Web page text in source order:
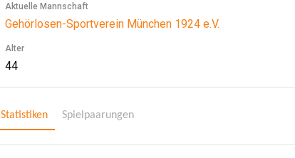
Aktuelle Mannschaft
Gehörlosen-Sportverein München 1924 e.V.
Alter
44
Statistiken Spielpaarungen